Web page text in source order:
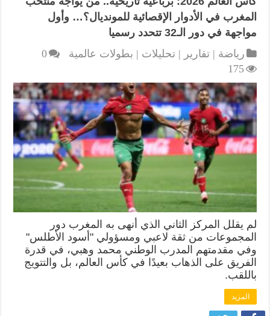
المغرب في الأدوار الإقصائية للمونديال؟… وأول
مواجهة في دور الـ32 تتحدد رسميا
رياضة | تقارير | تحليلات | بطولات عالمية
0
175
لم يقلل المركز الثاني الذي أنهى به المغرب دور
المجموعات من ثقة لاعبي ومسؤولي "أسود الأطلس"
وفي مقدمتهم المدرب الوطني محمد وهبي، في قدرة
الفريق على الذهاب بعيدًا في كأس العالم، بل والتتويج
باللقب.
المزيد